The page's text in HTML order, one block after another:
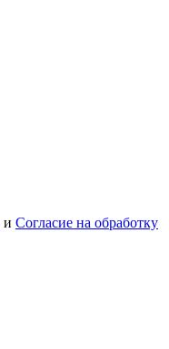
и Согласие на обработку